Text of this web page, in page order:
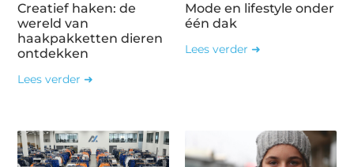
Creatief haken: de
wereld van
haakpakketten dieren
ontdekken
Lees verder ➜
Mode en lifestyle onder
één dak
Lees verder ➜